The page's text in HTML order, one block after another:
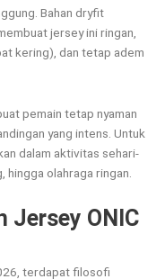
Bahan dryfit
jersey ini ringan,
kering), dan tetap adem
pemain tetap nyaman
yang intens. Untuk
dalam aktivitas sehari-
hingga olahraga ringan.
Jersey ONIC
terdapat filosofi